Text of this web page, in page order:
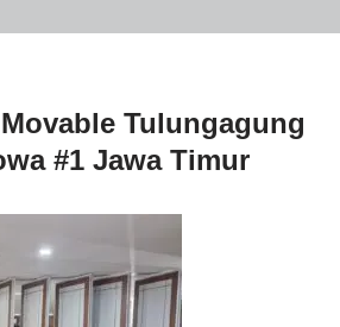
Tulungagung
#1 Jawa Timur